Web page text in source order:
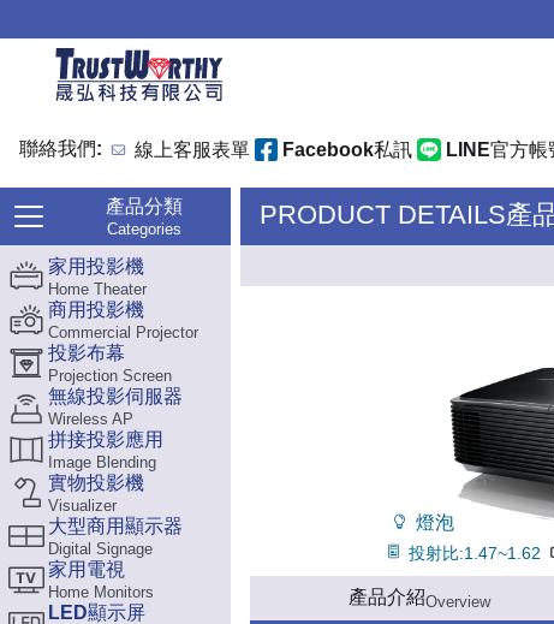
聯絡我們: 線上客服表單 Facebook私訊 LINE官方帳
產品分類
Categories
家用投影機
Home Theater
商用投影機
Commercial Projector
投影布幕
Projection Screen
無線投影伺服器
Wireless AP
拼接投影應用
Image Blending
實物投影機
Visualizer
大型商用顯示器
Digital Signage
家用電視
Home Monitors
LED顯示屏
PRODUCT DETAILS產
燈泡
投射比:1.47~1.62
產品介紹Overview